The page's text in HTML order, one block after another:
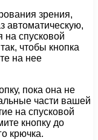
зрения,
автоматическую,
на спусковой
чтобы кнопка
на нее
пока она не
части вашей
на спусковой
кнопку до
крючка.